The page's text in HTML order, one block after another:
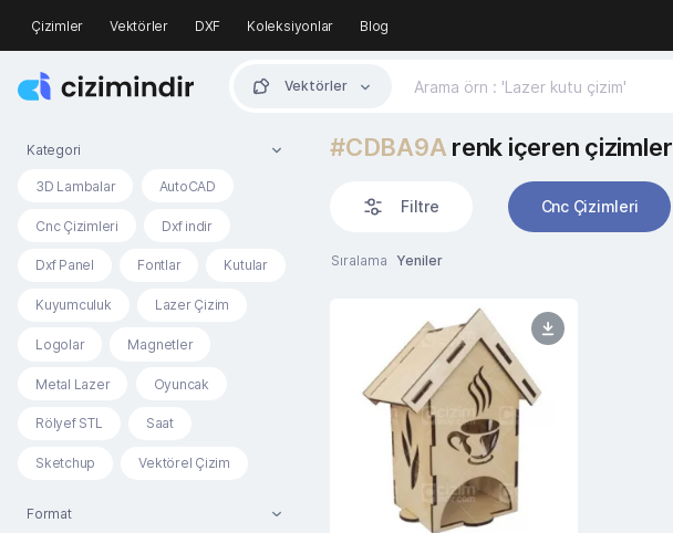
Çizimler Vektörler DXF Koleksiyonlar Blog
Vektörler
Kategori
3D Lambalar AutoCAD
Cnc Çizimleri Dxf indir
Dxf Panel Fontlar Kutular
Kuyumculuk Lazer Çizim
Logolar Magnetler
Metal Lazer Oyuncak
Rölyef STL Saat
Sketchup Vektörel Çizim
Format
#CDBA9A renk içeren çizimler
Filtre Cnc Çizimleri
Sıralama Yeniler